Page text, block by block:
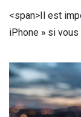
<span>Il est
iPhone » si